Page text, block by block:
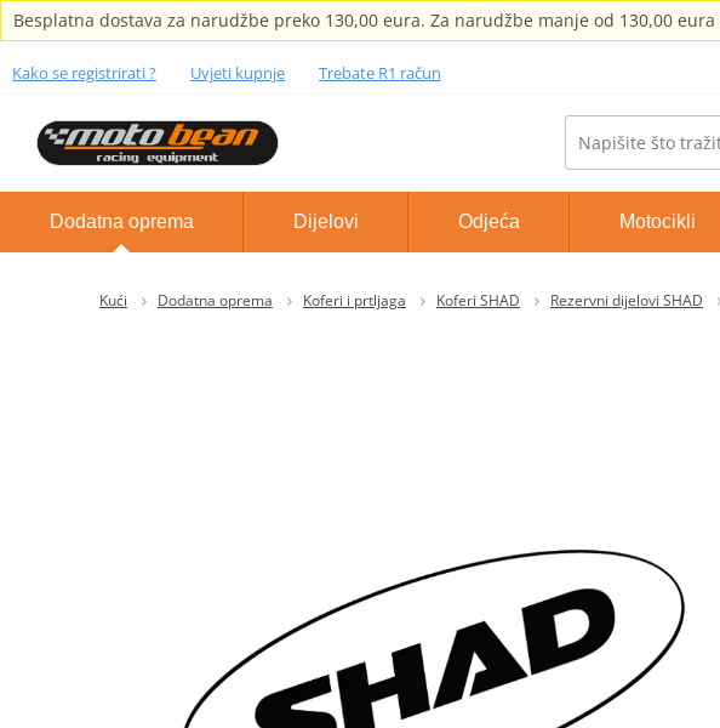
Besplatna dostava za narudžbe preko 130,00 eura. Za narudžbe manje od 130,00
Kako se registrirati ? Uvjeti kupnje Trebate R1 račun
Dodatna oprema Dijelovi Odjeća Motocikli
Kući Dodatna oprema Koferi i prtljaga Koferi SHAD Rezervni dijelovi SHAD